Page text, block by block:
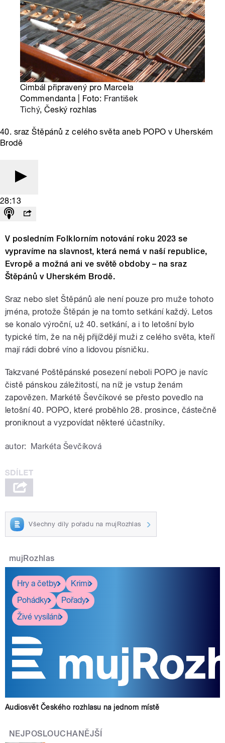
Cimbál připravený pro Marcela
Commendanta | Foto: František
Tichý, Český rozhlas
40. sraz Štěpánů z celého světa aneb POPO v Uherském
Brodě
28:13
V posledním Folklorním notování roku 2023 se
vypravíme na slavnost, která nemá v naší republice,
Evropě a možná ani ve světě obdoby – na sraz
Štěpánů v Uherském Brodě.
Sraz nebo slet Štěpánů ale není pouze pro muže tohoto
jména, protože Štěpán je na tomto setkání každý. Letos
se konalo výroční, už 40. setkání, a i to letošní bylo
typické tím, že na něj přijíždějí muži z celého světa, kteří
mají rádi dobré víno a lidovou písničku.
Takzvané Poštěpánské posezení neboli POPO je navíc
čistě pánskou záležitostí, na níž je vstup ženám
zapovězen. Markétě Ševčíkové se přesto povedlo na
letošní 40. POPO, které proběhlo 28. prosince, částečně
proniknout a vyzpovídat některé účastníky.
autor: Markéta Ševčíková
Všechny díly pořadu na mujRozhlas
mujRozhlas
Hry a četby
Krimi
Pohádky
Pořady
Živé vysílání
Audiosvět Českého rozhlasu na jednom místě
NEJPOSLOUCHANĚJŠÍ